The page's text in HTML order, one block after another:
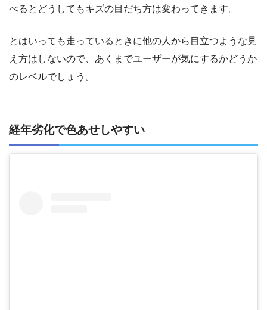
べるとどうしてもキズの目だち方は変わってきます。
とはいっても走っているときに他の人から目立つような見
え方はしないので、あくまでユーザーが気にするかどうか
のレベルでしょう。
経年劣化で色あせしやすい